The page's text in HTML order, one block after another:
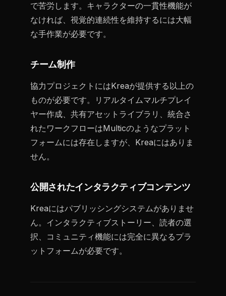
で苦労します。キャラクターの一貫性機能が
なければ、視覚的連続性を維持するには大幅
な手作業が必要です。
チーム制作
協力プロジェクトにはKreaが提供する以上の
ものが必要です。リアルタイムマルチプレイ
ヤー作成、共有アセットライブラリ、統合さ
れたワークフローはMulticのようなプラット
フォームには存在しますが、Kreaにはありま
せん。
公開されたインタラクティブコンテンツ
Kreaにはパブリッシングシステムがありませ
ん。インタラクティブストーリー、読者の選
択、コミュニティ機能には完全に異なるプラ
ットフォームが必要です。